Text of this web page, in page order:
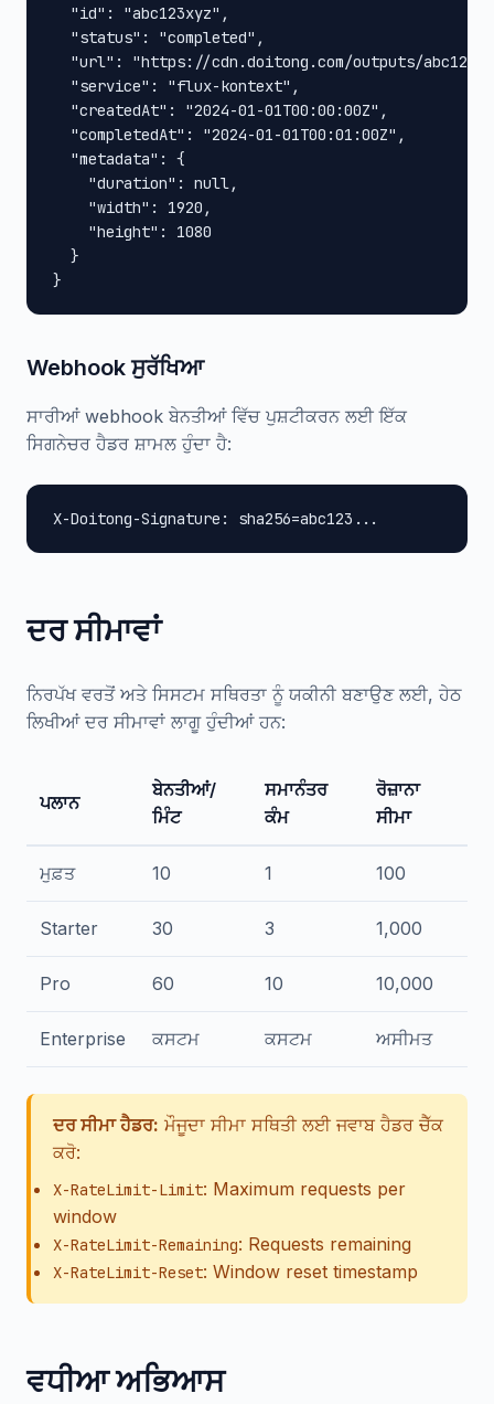
  "id": "abc123xyz",
  "status": "completed",
"url": "https://cdn.doitong.com/outputs/
  "service": "flux-kontext",
  "createdAt": "2024-01-01T00:00:00Z",
  "completedAt": "2024-01-01T00:01:00Z",
  "metadata": {
    "duration": null,
    "width": 1920,
    "height": 1080
  }
}
Webhook ਸੁਰੱਖਿਆ
ਸਾਰੀਆਂ webhook ਬੇਨਤੀਆਂ ਵਿੱਚ ਪੁਸ਼ਟੀਕਰਨ ਲਈ ਇੱਕ
ਸਿਗਨੇਚਰ ਹੈਡਰ ਸ਼ਾਮਲ ਹੁੰਦਾ ਹੈ:
X-Doitong-Signature: sha256=abc123...
ਦਰ ਸੀਮਾਵਾਂ
ਨਿਰਪੱਖ ਵਰਤੋਂ ਅਤੇ ਸਿਸਟਮ ਸਥਿਰਤਾ ਨੂੰ ਯਕੀਨੀ ਬਣਾਉਣ ਲਈ, ਹੇਠ
ਲਿਖੀਆਂ ਦਰ ਸੀਮਾਵਾਂ ਲਾਗੂ ਹੁੰਦੀਆਂ ਹਨ:
ਪਲਾਨ
ਬੇਨਤੀਆਂ/
ਮਿੰਟ
ਸਮਾਨੰਤਰ
ਕੰਮ
ਰੋਜ਼ਾਨਾ
ਸੀਮਾ
ਮੁਫ਼ਤ 10 1 100
Starter 30 3 1,000
Pro 60 10 10,000
Enterprise ਕਸਟਮ ਕਸਟਮ ਅਸੀਮਤ
ਦਰ ਸੀਮਾ ਹੈਡਰ: ਮੌਜੂਦਾ ਸੀਮਾ ਸਥਿਤੀ ਲਈ ਜਵਾਬ ਹੈਡਰ ਚੈੱਕ
ਕਰੋ:
X-RateLimit-Limit: Maximum requests per
window
X-RateLimit-Remaining: Requests remaining
X-RateLimit-Reset: Window reset timestamp
ਵਧੀਆ ਅਭਿਆਸ